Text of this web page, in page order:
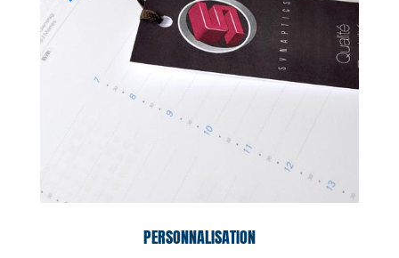
PERSONNALISATION